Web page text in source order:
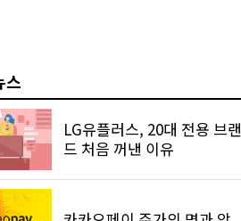
스
LG유플러스, 20대 전용 브랜
드 처음 꺼낸 이유